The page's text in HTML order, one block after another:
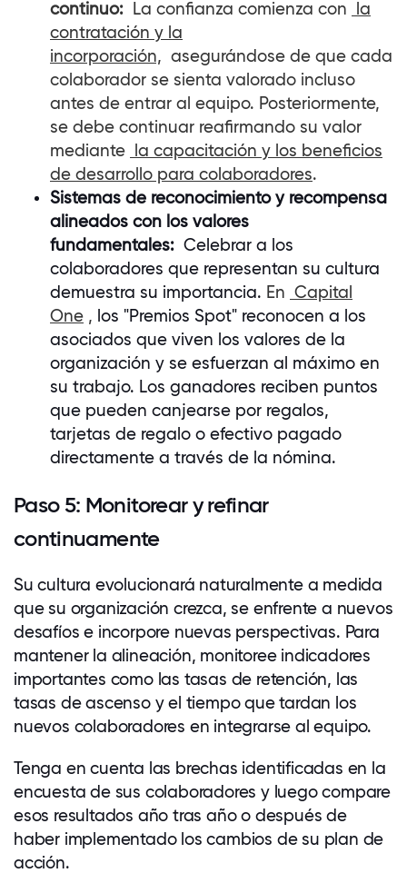
continuo: La confianza comienza con la
contratación y la
incorporación, asegurándose de que cada
colaborador se sienta valorado incluso
antes de entrar al equipo. Posteriormente,
se debe continuar reafirmando su valor
mediante la capacitación y los beneficios
de desarrollo para colaboradores.
Sistemas de reconocimiento y recompensa
alineados con los valores
fundamentales: Celebrar a los
colaboradores que representan su cultura
demuestra su importancia. En Capital
One , los "Premios Spot" reconocen a los
asociados que viven los valores de la
organización y se esfuerzan al máximo en
su trabajo. Los ganadores reciben puntos
que pueden canjearse por regalos,
tarjetas de regalo o efectivo pagado
directamente a través de la nómina.
Paso 5: Monitorear y refinar
continuamente
Su cultura evolucionará naturalmente a medida
que su organización crezca, se enfrente a nuevos
desafíos e incorpore nuevas perspectivas. Para
mantener la alineación, monitoree indicadores
importantes como las tasas de retención, las
tasas de ascenso y el tiempo que tardan los
nuevos colaboradores en integrarse al equipo.
Tenga en cuenta las brechas identificadas en la
encuesta de sus colaboradores y luego compare
esos resultados año tras año o después de
haber implementado los cambios de su plan de
acción.